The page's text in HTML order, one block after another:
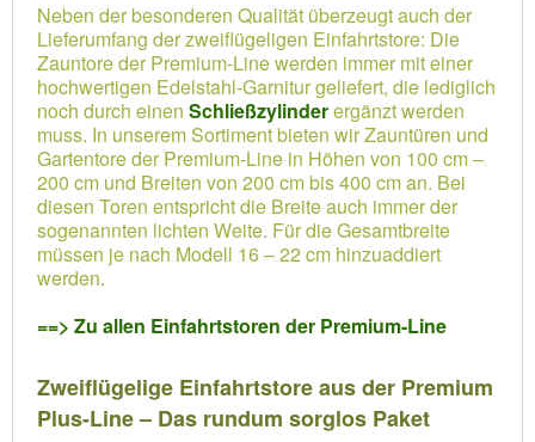
Neben der besonderen Qualität überzeugt auch der
Lieferumfang der zweiflügeligen Einfahrtstore: Die
Zauntore der Premium-Line werden immer mit einer
hochwertigen Edelstahl-Garnitur geliefert, die lediglich
noch durch einen Schließzylinderergänzt werden
muss. In unserem Sortiment bieten wir Zauntüren und
Gartentore der Premium-Line in Höhen von 100 cm –
200 cm und Breiten von 200 cm bis 400 cm an. Bei
diesen Toren entspricht die Breite auch immer der
sogenannten lichten Weite. Für die Gesamtbreite
müssen je nach Modell 16 – 22 cm hinzuaddiert
werden.
==> Zu allen Einfahrtstoren der Premium-Line
Zweiflügelige Einfahrtstore aus der Premium
Plus-Line – Das rundum sorglos Paket